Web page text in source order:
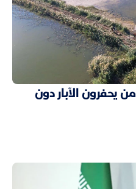
يحفرون الآبار دون